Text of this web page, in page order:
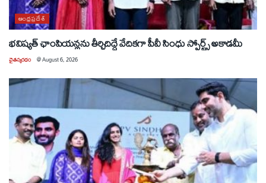
ఆంధ్రప్రదేశ్
భవిష్యత్ ఛాంపియన్లను తీర్చిదిద్దే వేదికగా పీవీ సింధు స్పోర్ట్స్ అకాడమీ
చైతన్యరధం @August 6, 2026